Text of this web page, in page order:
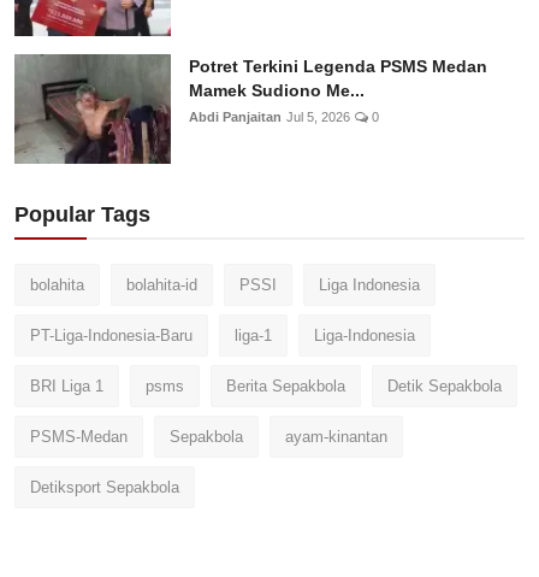
Potret Terkini Legenda PSMS Medan
Mamek Sudiono Me...
Abdi Panjaitan Jul 5, 2026 0
Popular Tags
bolahita bolahita-id PSSI Liga Indonesia
PT-Liga-Indonesia-Baru liga-1 Liga-Indonesia
BRI Liga 1 psms Berita Sepakbola Detik Sepakbola
PSMS-Medan Sepakbola ayam-kinantan
Detiksport Sepakbola